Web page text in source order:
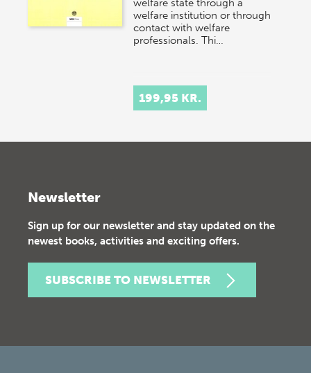
welfare state through a
welfare institution or through
contact with welfare
professionals. Thi…
199,95 KR.
Newsletter
Sign up for our newsletter and stay updated on the
newest books, activities and exciting offers.
SUBSCRIBE TO NEWSLETTER